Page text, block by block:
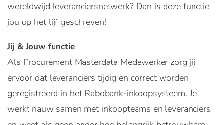
wereldwijd leveranciersnetwerk? Dan is deze functie
jou op het lijf geschreven!
Jij & Jouw functie
Als Procurement Masterdata Medewerker zorg jij
ervoor dat leveranciers tijdig en correct worden
geregistreerd in het Rabobank-inkoopsysteem. Je
werkt nauw samen met inkoopteams en leveranciers